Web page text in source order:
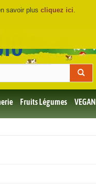
Fruits Légumes VEGAN
savoir plus cliquez ici.